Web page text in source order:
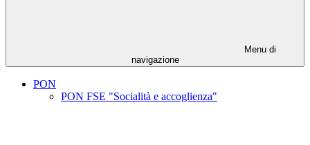
Menu di
navigazione
PON
PON FSE "Socialità e accoglienza"